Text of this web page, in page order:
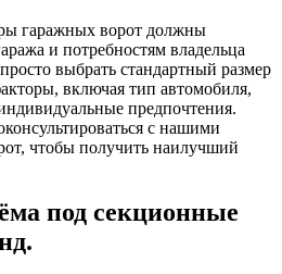
гаражных ворот должны
и потребностям владельца
выбрать стандартный размер
включая тип автомобиля,
предпочтения.
с нашими
чтобы получить наилучший
под секционные